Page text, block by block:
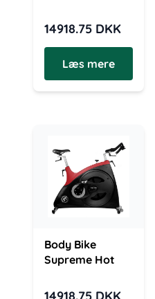
14918.75 DKK
Læs mere
Body Bike
Supreme Hot